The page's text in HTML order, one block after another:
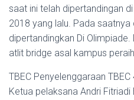
saat ini telah dipertandingan
2018 yang lalu. Pada saatnya
dipertandingkan Di Olimpiade.
atlit bridge asal kampus
TBEC Penyelenggaraan
Ketua pelaksana Andri